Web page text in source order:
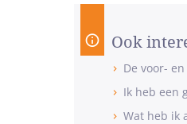
Ook
De voor-
Ik heb een
Wat heb ik